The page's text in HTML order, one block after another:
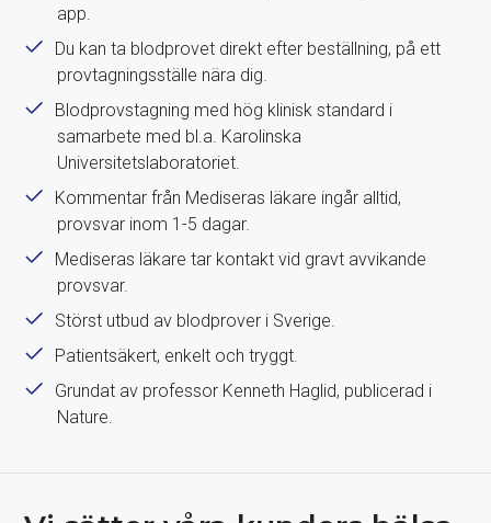
app.
Du kan ta blodprovet direkt efter beställning, på ett
provtagningsställe nära dig.
Blodprovstagning med hög klinisk standard i
samarbete med bl.a. Karolinska
Universitetslaboratoriet.
Kommentar från Mediseras läkare ingår alltid,
provsvar inom 1-5 dagar.
Mediseras läkare tar kontakt vid gravt avvikande
provsvar.
Störst utbud av blodprover i Sverige.
Patientsäkert, enkelt och tryggt.
Grundat av professor Kenneth Haglid, publicerad i
Nature.